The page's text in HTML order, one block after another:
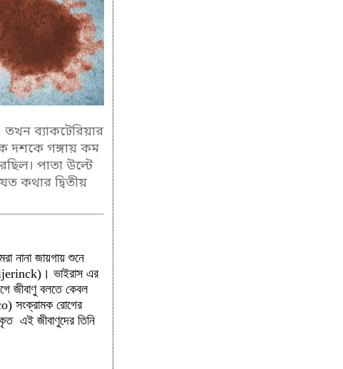
ব্যাকটেরিয়ার
দশকে গঙ্গায় কম
পাতা উল্টে
কথার দ্বিতীয়
নানা জায়গায় শুনে
ভাইরাস এর
জীবাণু বলতে কেবল
সংক্রামক রোগের
এই জীবাণুদের তিনি